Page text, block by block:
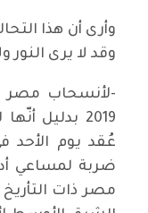
وأرى أن هذا
وقد لا يرى النور
2019 بدليل
عُقد يوم الأحد
ضربة لمساعي
مصر ذات